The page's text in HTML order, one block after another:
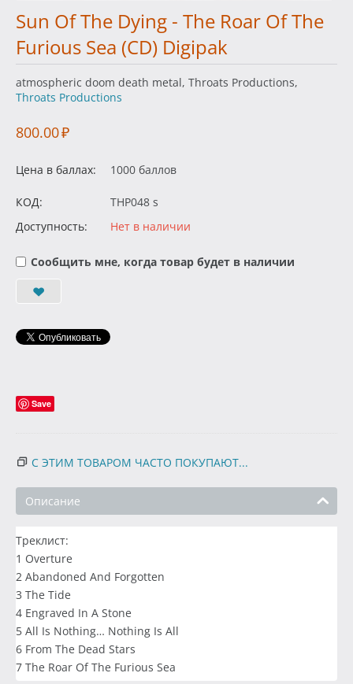
Sun Of The Dying - The Roar Of The
Furious Sea (CD) Digipak
atmospheric doom death metal, Throats Productions,
Throats Productions
800.00₽
Цена в баллах: 1000 баллов
КОД:
THP048 s
Доступность:
Нет в наличии
Сообщить мне, когда товар будет в наличии
Save
С ЭТИМ ТОВАРОМ ЧАСТО ПОКУПАЮТ...
Описание
Треклист:
1 Overture
2 Abandoned And Forgotten
3 The Tide
4 Engraved In A Stone
5 All Is Nothing… Nothing Is All
6 From The Dead Stars
7 The Roar Of The Furious Sea